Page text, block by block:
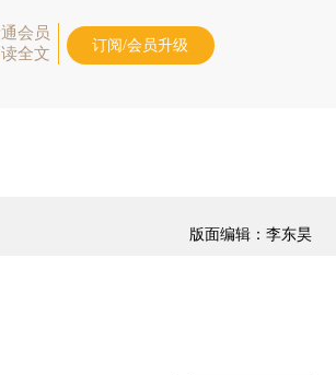
会员
全文
订阅/会员升级
版面编辑：李东昊